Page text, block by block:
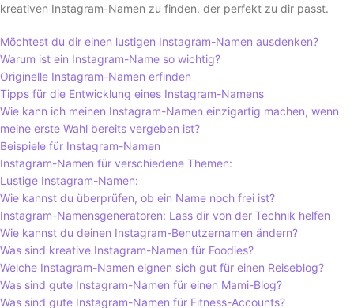
kreativen Instagram-Namen zu finden, der perfekt zu dir passt.
Möchtest du dir einen lustigen Instagram-Namen ausdenken?
Warum ist ein Instagram-Name so wichtig?
Originelle Instagram-Namen erfinden
Tipps für die Entwicklung eines Instagram-Namens
Wie kann ich meinen Instagram-Namen einzigartig machen, wenn
meine erste Wahl bereits vergeben ist?
Beispiele für Instagram-Namen
Instagram-Namen für verschiedene Themen:
Lustige Instagram-Namen:
Wie kannst du überprüfen, ob ein Name noch frei ist?
Instagram-Namensgeneratoren: Lass dir von der Technik helfen
Wie kannst du deinen Instagram-Benutzernamen ändern?
Was sind kreative Instagram-Namen für Foodies?
Welche Instagram-Namen eignen sich gut für einen Reiseblog?
Was sind gute Instagram-Namen für einen Mami-Blog?
Was sind gute Instagram-Namen für Fitness-Accounts?